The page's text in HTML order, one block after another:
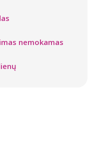
nemokamas